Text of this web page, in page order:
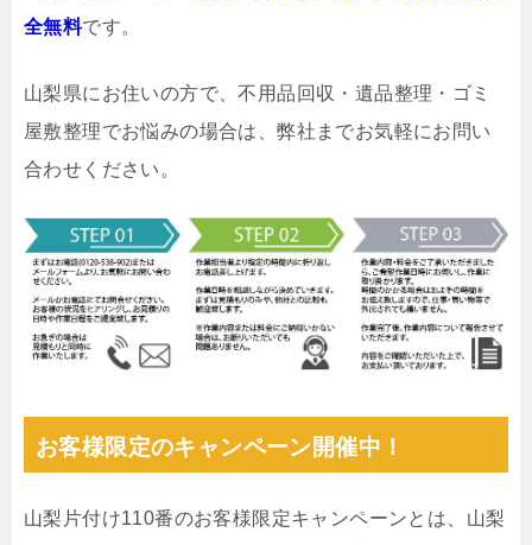
全無料です。
山梨県にお住いの方で、不用品回収・遺品整理・ゴミ
屋敷整理でお悩みの場合は、弊社までお気軽にお問い
合わせください。
お客様限定のキャンペーン開催中！
山梨片付け110番のお客様限定キャンペーンとは、山梨